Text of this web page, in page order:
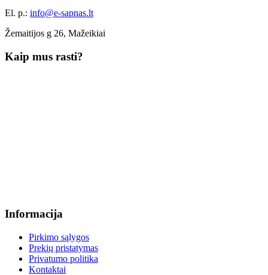
El. p.: info@e-sapnas.lt
Žemaitijos g 26, Mažeikiai
Kaip mus rasti?
Informacija
Pirkimo sąlygos
Prekių pristatymas
Privatumo politika
Kontaktai